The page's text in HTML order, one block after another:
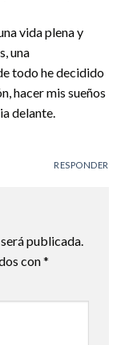
vida plena y
una
todo he decidido
hacer mis sueños
delante.
RESPONDER
publicada.
con*